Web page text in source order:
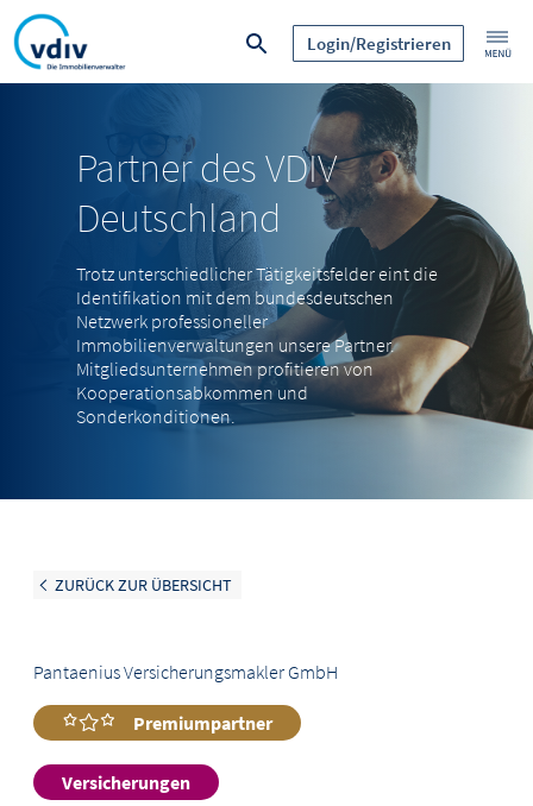
Login/Registrieren
Partner des VDIV
Deutschland
Trotz unterschiedlicher Tätigkeitsfelder eint die
Identifikation mit dem bundesdeutschen
Netzwerk professioneller
Immobilienverwaltungen unsere Partner.
Mitgliedsunternehmen profitieren von
Kooperationsabkommen und
Sonderkonditionen.
ZURÜCK ZUR ÜBERSICHT
Pantaenius Versicherungsmakler GmbH
Premiumpartner
Versicherungen